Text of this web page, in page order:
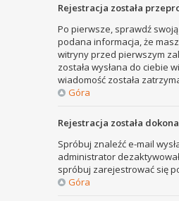
Rejestracja została
Po pierwsze, sprawdź
podana informacja, że
witryny przed pierwszym
została wysłana do ciebie
wiadomość została
Góra
Rejestracja została
Spróbuj znaleźć e-mail
administrator
spróbuj zarejestrować się
Góra